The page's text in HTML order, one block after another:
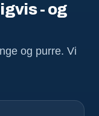
- og
og purre. Vi